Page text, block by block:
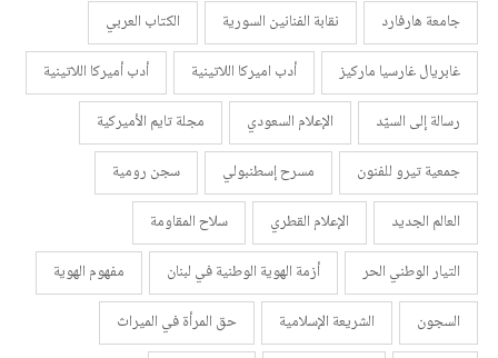
جامعة هارفارد
نقابة الفنانين السورية
الكتاب العربي
غابريال غارسيا ماركيز
أدب اميركا اللاتينية
أدب أميركا اللاتينية
رسالة إلى السيّد
الإعلام السعودي
مجلة تايم الأميركية
جمعية تيرو للفنون
مسرح إسطنبولي
سجن رومية
العالم الجديد
الإعلام القطري
سلاح المقاومة
التيار الوطني الحر
أزمة الهوية الوطنية في لبنان
مفهوم الهوية
السجون
الشريعة الإسلامية
حق المرأة في الميراث